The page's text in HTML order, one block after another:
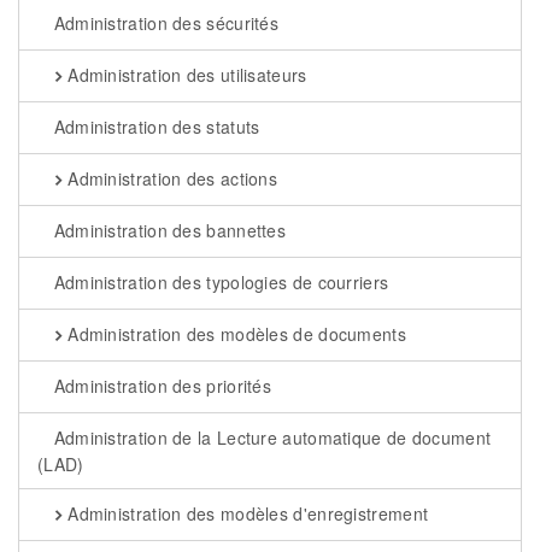
Administration des sécurités
Administration des utilisateurs
Administration des statuts
Administration des actions
Administration des bannettes
Administration des typologies de courriers
Administration des modèles de documents
Administration des priorités
Administration de la Lecture automatique de document
(LAD)
Administration des modèles d'enregistrement